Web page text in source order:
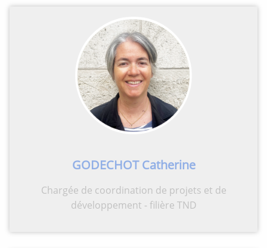
GODECHOT Catherine
Chargée de coordination de projets et de
développement - filière TND